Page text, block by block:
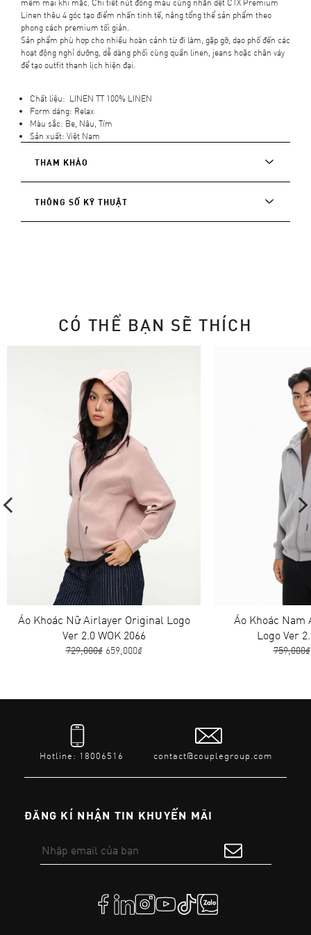
Linen thêu 4 góc tạo điểm nhấn tinh tế, nâng tổng thể sản phẩm theo
phong cách premium tối giản.
Sản phẩm phù hợp cho nhiều hoàn cảnh từ đi làm, gặp gỡ, dạo phố đến các
hoạt động nghỉ dưỡng, dễ dàng phối cùng quần linen, jeans hoặc chân váy
để tạo outfit thanh lịch hiện đại.
Chất liệu: LINEN TT 100% LINEN
Form dáng: Relax
Màu sắc: Be, Nâu, Tím
Sản xuất: Việt Nam
THAM KHẢO
THÔNG SỐ KỸ THUẬT
CÓ THỂ BẠN SẼ THÍCH
Áo Khoác Nữ Airlayer Original Logo
Ver 2.0 WOK 2066
729,000₫ 659,000₫
Áo Khoác
Logo Ver
759,000₫
Hotline: 18006516 contact@couplegroup.com
ĐĂNG KÍ NHẬN TIN KHUYẾN MÃI